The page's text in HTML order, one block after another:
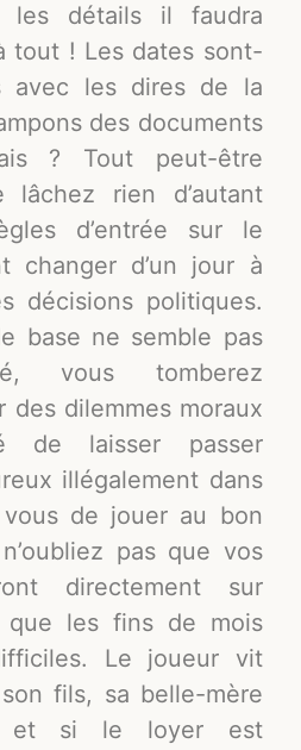
les détails il faudra
tout ! Les dates sont-
avec les dires de la
des documents
? Tout peut-être
rien d’autant
d’entrée sur le
changer d’un jour à
décisions politiques.
base ne semble pas
vous tomberez
des dilemmes moraux
de laisser passer
illégalement dans
de jouer au bon
pas que vos
directement sur
que les fins de mois
Le joueur vit
fils, sa belle-mère
et si le loyer est